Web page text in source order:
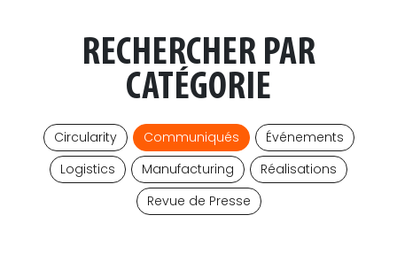
RECHERCHER PAR
CATÉGORIE
Circularity Communiqués
Événements
Logistics
Manufacturing
Réalisations
Revue de Presse